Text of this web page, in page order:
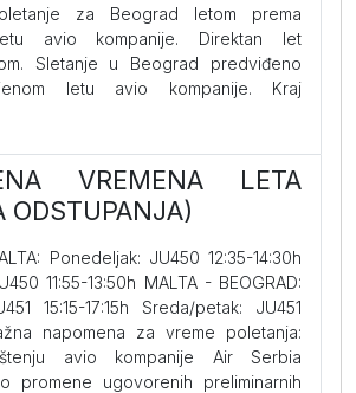
za Beograd letom prema
avio kompanije. Direktan let
Sletanje u Beograd predviđeno
letu avio kompanije. Kraj
VREMENA LETA
ODSTUPANJA)
Ponedeljak: JU450 12:35-14:30h
11:55-13:50h MALTA - BEOGRAD:
15:15-17:15h Sreda/petak: JU451
napomena za vreme poletanja:
avio kompanije Air Serbia
promene ugovorenih preliminarnih